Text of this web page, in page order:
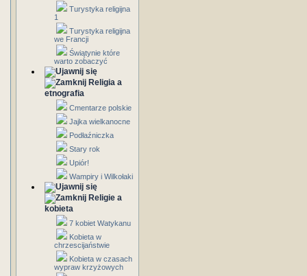
Turystyka religijna
1
Turystyka religijna
we Francji
Świątynie które
warto zobaczyć
Religia a
etnografia
Cmentarze polskie
Jajka wielkanocne
Podłaźniczka
Stary rok
Upiór!
Wampiry i Wilkołaki
Religie a
kobieta
7 kobiet Watykanu
Kobieta w
chrzescijaństwie
Kobieta w czasach
wypraw krzyżowych